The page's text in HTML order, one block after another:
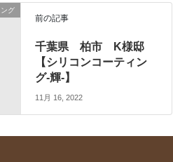
グ
前の記事
千葉県 柏市 K様邸
【シリコンコーティン
グ-輝-】
11月 16, 2022